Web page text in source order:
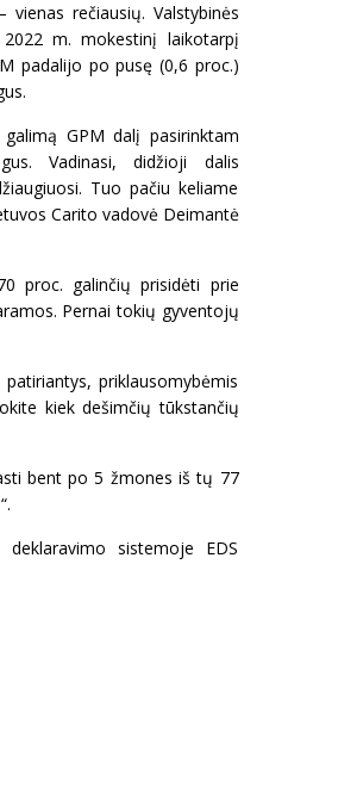
rečiausių. Valstybinės
m. mokestinį laikotarpį
padalijo po pusę (0,6 proc.)
GPM dalį pasirinktam
Vadinasi, didžioji dalis
Tuo pačiu keliame
Carito vadovė Deimantė
proc. galinčių prisidėti prie
Pernai tokių gyventojų
priklausomybėmis
kiek dešimčių tūkstančių
bent po 5 žmones iš tų 77
“.
sistemoje EDS